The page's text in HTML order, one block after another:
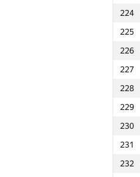
224
225
226
227
228
229
230
231
232
201
202
203
204
205
206
207
208
209